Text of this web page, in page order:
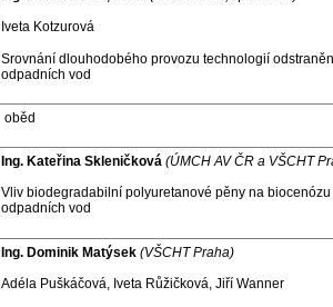
Iveta Kotzurová
Srovnání dlouhodobého provozu technologií
odpadních vod
oběd
Ing. Kateřina Skleničková (ÚMCH AV ČR a VŠCHT
Vliv biodegradabilní polyuretanové pěny na
odpadních vod
Ing. Dominik Matýsek (VŠCHT Praha)
Adéla Puškáčová, Iveta Růžičková, Jiří Wanner